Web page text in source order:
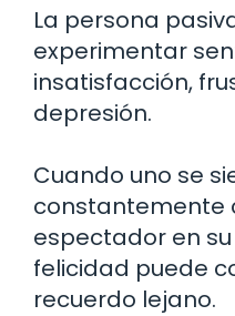
La persona
experimentar
insatisfacción,
depresión.
Cuando uno se
constantemente
espectador en
felicidad puede
recuerdo lejano.